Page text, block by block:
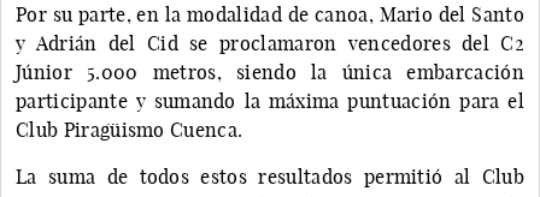
Por su parte, en la modalidad de canoa, Mario del Santo
y Adrián del Cid se proclamaron vencedores del C2
Júnior 5.000 metros, siendo la única embarcación
participante y sumando la máxima puntuación para el
Club Piragüismo Cuenca.
La suma de todos estos resultados permitió al Club